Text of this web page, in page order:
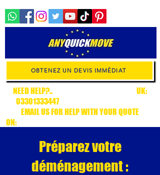
OBTENEZ UN DEVIS IMMÉDIAT
NEED HELP?..
UK:
03301333447/ EUROPE:
EMAIL US FOR HELP WITH YOUR QUOTE
ON:
Préparez votre
déménagement :